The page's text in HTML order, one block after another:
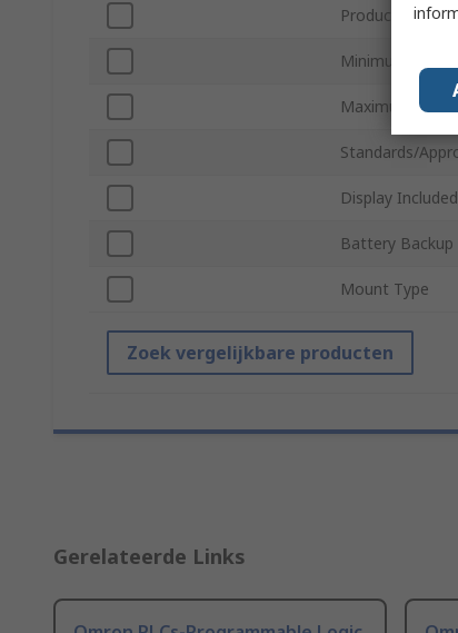
Product Type
Minimum
Maximum
Standards/
Display Included
Battery Backup
Mount Type
Zoek vergelijkbare producten
Gerelateerde Links